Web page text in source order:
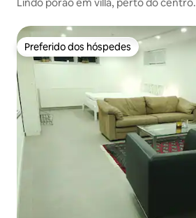
Preferido dos hóspedes
Preferido dos hóspedes